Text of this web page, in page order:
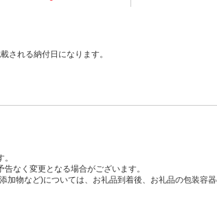
される納付日になります。
なく変更となる場合がございます。
物など)については、お礼品到着後、お礼品の包装容